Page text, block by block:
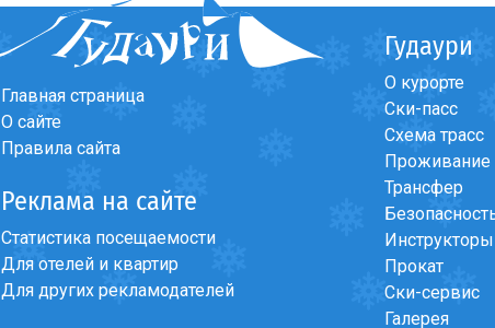
Форум>English-speaking forum >Flat for
Главная страница
О сайте
Правила сайта
Реклама на сайте
Статистика посещаемости
Для отелей и квартир
Для других рекламодателей
Гудаури
О курорте
Ски-пасс
Схема трасс
Проживание
Трансфер
Инструкторы
Прокат
Ски-сервис
Галерея